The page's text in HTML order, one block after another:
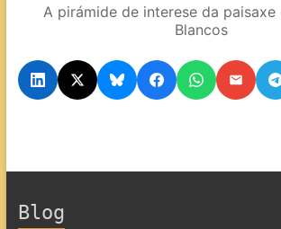
A pirámide de interese da
Blancos
Blog